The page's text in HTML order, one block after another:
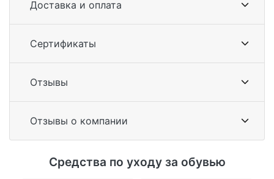
Доставка и оплата
Сертификаты
Отзывы
Отзывы о компании
Средства по уходу за обувью